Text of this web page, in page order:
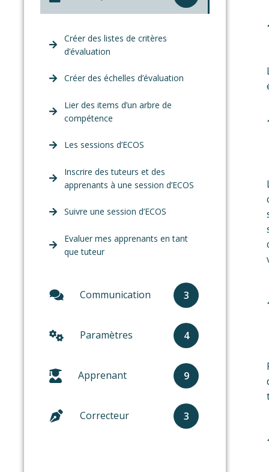
Créer des listes de critères
d’évaluation
Créer des échelles d’évaluation
Lier des items d’un arbre de
compétence
Les sessions d’ECOS
Inscrire des tuteurs et des
apprenants à une session d’ECOS
Suivre une session d’ECOS
Evaluer mes apprenants en tant
que tuteur
Communication 3
Paramètres 4
Apprenant 9
Correcteur 3